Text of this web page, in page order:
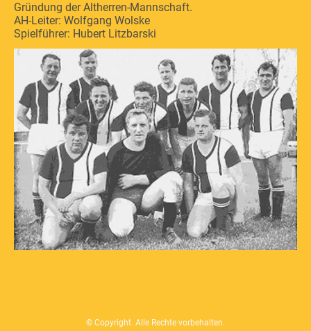
Gründung der Altherren-Mannschaft.
AH-Leiter: Wolfgang Wolske
Spielführer: Hubert Litzbarski
© Copyright. Alle Rechte vorbehalten.